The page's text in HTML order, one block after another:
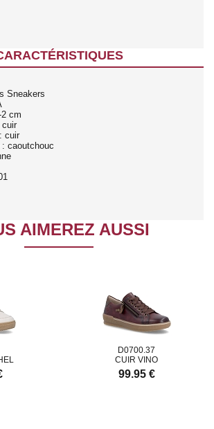
Sneakers
cm
cuir
cuir
caoutchouc
AIMEREZ AUSSI
D0700.37
CUIR VINO
99.95 €